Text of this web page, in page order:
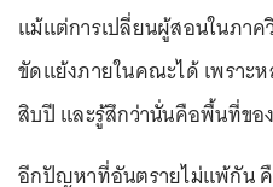
แม้แต่การเปลี่ยนผู้สอนในภาค
ขัดแย้งภายในคณะได้ เพราะ
สิบปี และรู้สึกว่านั่นคือพื้นที่ขอ
อีกปัญหาที่อันตรายไม่แพ้กัน คื